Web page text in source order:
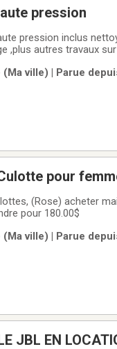
pression
des bacs , conteneur , bétpn , pavé-unis , maison ,
,plus autres travaux
ville) | Parue
pour
(Rose) acheter
pour 180.00$
ville) | Parue
JBL EN